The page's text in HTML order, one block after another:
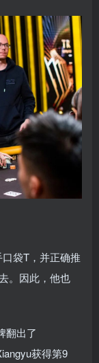
袋T，并正确推
。因此，他也
翻出了
获得第9